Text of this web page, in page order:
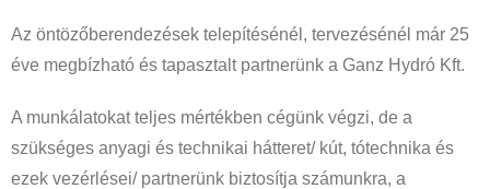
Az öntözőberendezések telepítésénél, tervezésénél már 25
éve megbízható és tapasztalt partnerünk a Ganz Hydró Kft.
A munkálatokat teljes mértékben cégünk végzi, de a
szükséges anyagi és technikai hátteret/ kút, tótechnika és
ezek vezérlései/ partnerünk biztosítja számunkra, a